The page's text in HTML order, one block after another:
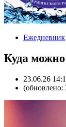
Ежедневник
Куда
23.06.26
(обновлено: